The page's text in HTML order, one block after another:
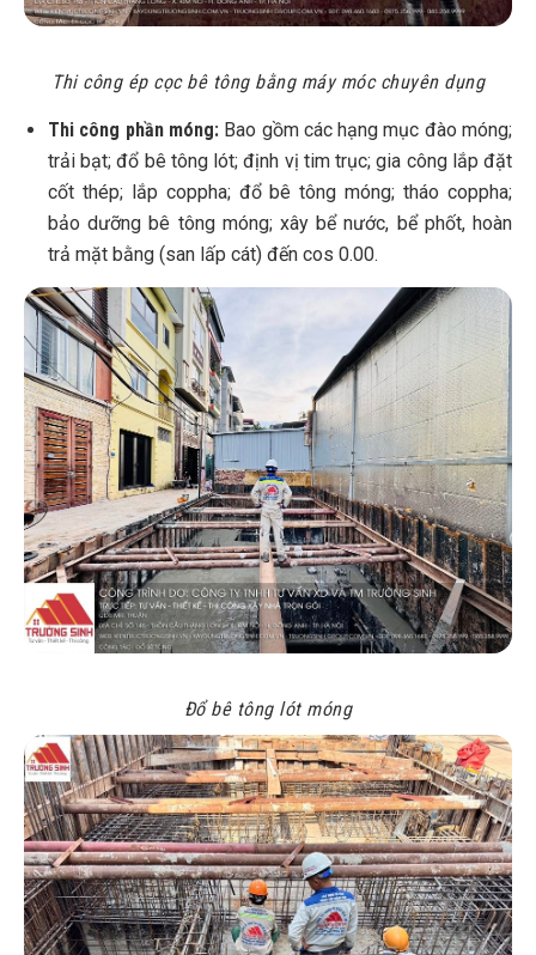
Thi công ép cọc bê tông bằng máy móc chuyên dụng
Thi công phần móng:Bao gồm các hạng mục đào móng;
trải bạt; đổ bê tông lót; định vị tim trục; gia công lắp đặt
cốt thép; lắp coppha; đổ bê tông móng; tháo coppha;
bảo dưỡng bê tông móng; xây bể nước, bể phốt, hoàn
trả mặt bằng (san lấp cát) đến cos 0.00.
Đổ bê tông lót móng